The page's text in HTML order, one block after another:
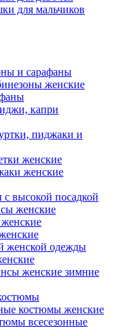
для мальчиков
и сарафаны
женские
капри
пиджаки и
женские
женские
высокой посадкой
женские
женской одежды
женские зимние
костюмы женские
всесезонные